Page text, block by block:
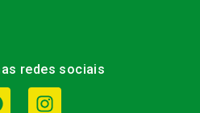
redes sociais